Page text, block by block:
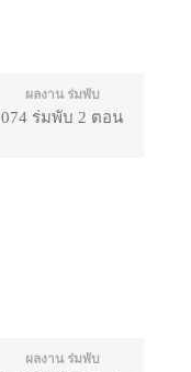
ผลงาน ร่มพับ
074 ร่มพับ 2 ตอน
ผลงาน ร่มพับ